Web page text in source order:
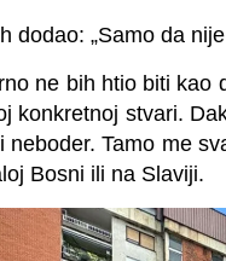
dodao: „Samo da
ne bih htio biti kao
konkretnoj stvari.
neboder. Tamo me
Bosni ili na Slaviji.